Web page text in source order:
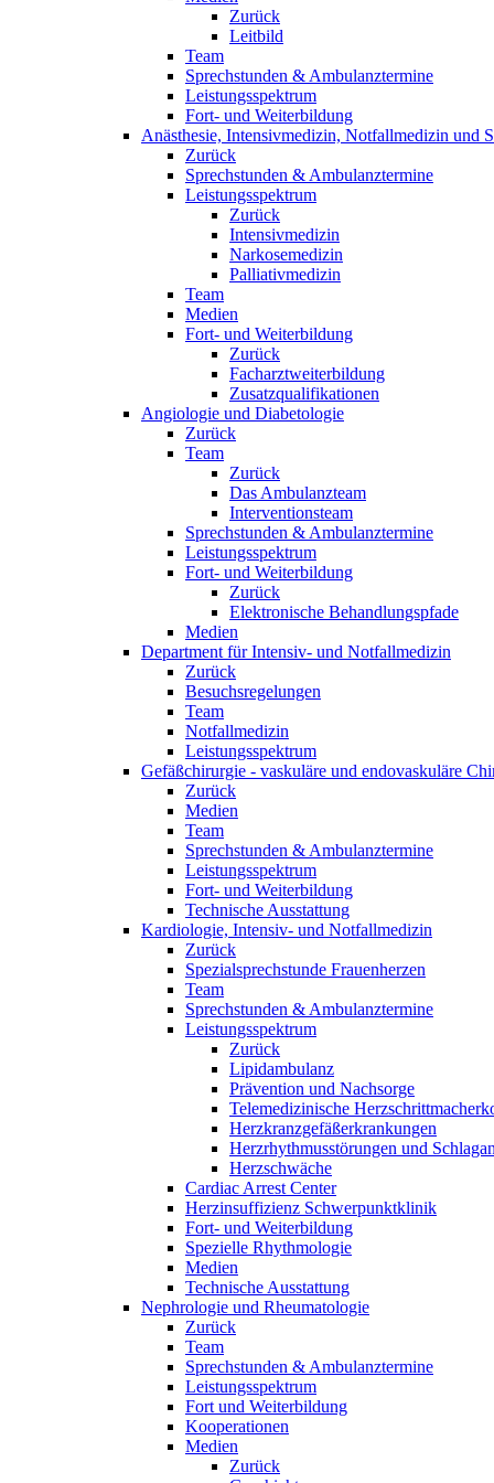
Zurück
Leitbild
Team
Sprechstunden & Ambulanztermine
Leistungsspektrum
Fort- und Weiterbildung
Anästhesie, Intensivmedizin, Notfallmedizin und
Zurück
Sprechstunden & Ambulanztermine
Leistungsspektrum
Zurück
Intensivmedizin
Narkosemedizin
Palliativmedizin
Team
Medien
Fort- und Weiterbildung
Zurück
Facharztweiterbildung
Zusatzqualifikationen
Angiologie und Diabetologie
Zurück
Team
Zurück
Das Ambulanzteam
Interventionsteam
Sprechstunden & Ambulanztermine
Leistungsspektrum
Fort- und Weiterbildung
Zurück
Elektronische Behandlungspfade
Medien
Department für Intensiv- und Notfallmedizin
Zurück
Besuchsregelungen
Team
Notfallmedizin
Leistungsspektrum
Gefäßchirurgie - vaskuläre und endovaskuläre
Zurück
Medien
Team
Sprechstunden & Ambulanztermine
Leistungsspektrum
Fort- und Weiterbildung
Technische Ausstattung
Kardiologie, Intensiv- und Notfallmedizin
Zurück
Spezialsprechstunde Frauenherzen
Team
Sprechstunden & Ambulanztermine
Leistungsspektrum
Zurück
Lipidambulanz
Prävention und Nachsorge
Telemedizinische
Herzkranzgefäßerkrankungen
Herzrhythmusstörungen und
Herzschwäche
Cardiac Arrest Center
Herzinsuffizienz Schwerpunktklinik
Fort- und Weiterbildung
Spezielle Rhythmologie
Medien
Technische Ausstattung
Nephrologie und Rheumatologie
Zurück
Team
Sprechstunden & Ambulanztermine
Leistungsspektrum
Fort und Weiterbildung
Kooperationen
Medien
Zurück